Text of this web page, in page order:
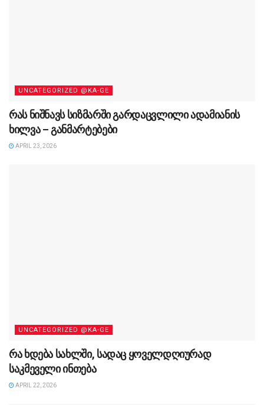
UNCATEGORIZED @KA-GE
რას ნიშნავს სიზმარში გარდაცვლილი ადამიანის
ხილვა – განმარტებები
APRIL 23, 2026
UNCATEGORIZED @KA-GE
რა ხდება სახლში, სადაც ყოველდღიურად
საკმეველი ინთება
APRIL 22, 2026